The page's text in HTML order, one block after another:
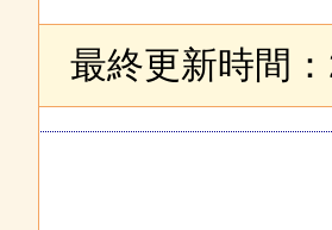
最終更新時間